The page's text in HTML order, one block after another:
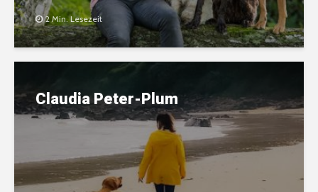
2 Min. Lesezeit
Claudia Peter-Plum